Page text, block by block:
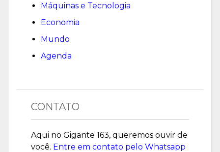
Máquinas e Tecnologia
Economia
Mundo
Agenda
CONTATO
Aqui no Gigante 163, queremos ouvir de
você. Entre em contato pelo Whatsapp